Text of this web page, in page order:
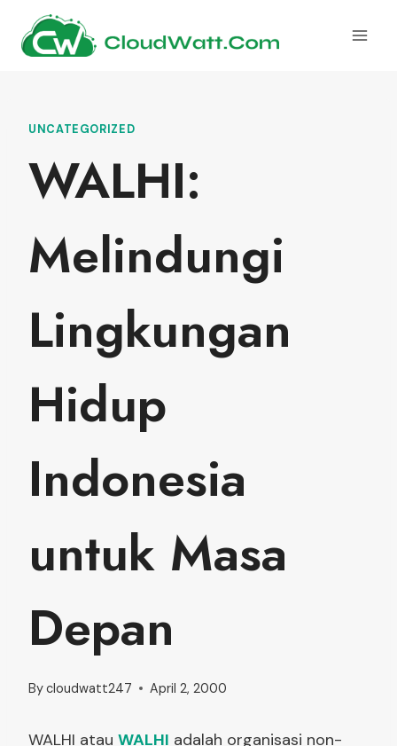
content
UNCATEGORIZED
WALHI:
Melindungi
Lingkungan
Hidup
Indonesia
untuk Masa
Depan
Bycloudwatt247 April 2, 2000
WALHI atau WALHI adalah organisasi non-